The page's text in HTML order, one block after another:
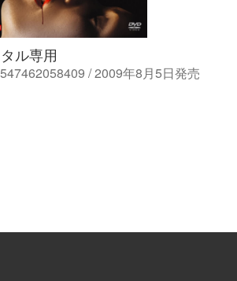
ル専用
/ 2009年8月5日発売